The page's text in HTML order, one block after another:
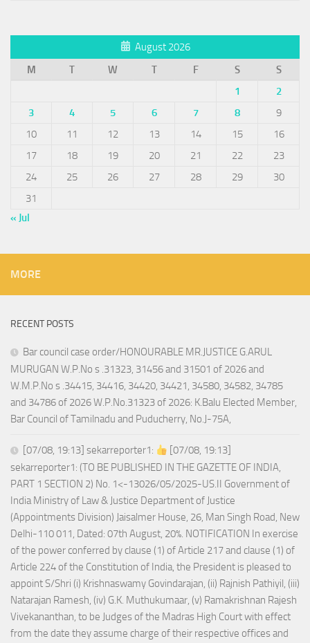
August 2026
M
T W T F S
S
1
2
3
4 5 6 7 8
9
10
11 12 13 14 15
16
17
18 19 20 21 22
23
24
25 26 27 28 29
30
31
« Jul
MORE
RECENT POSTS
Bar council case order/HONOURABLE MR.JUSTICE G.ARUL
MURUGAN W.P.No s .31323, 31456 and 31501 of 2026 and
W.M.P.No s .34415, 34416, 34420, 34421, 34580, 34582, 34785
and 34786 of 2026 W.P.No.31323 of 2026: K.Balu Elected Member,
Bar Council of Tamilnadu and Puducherry, No.J-75A,
[07/08, 19:13] sekarreporter1:
[07/08, 19:13]
sekarreporter1: (TO BE PUBLISHED IN THE GAZETTE OF INDIA,
PART 1 SECTION 2) No. 1<-13026/05/2025-US.II Government of
India Ministry of Law & Justice Department of Justice
(Appointments Division) Jaisalmer House, 26, Man Singh Road, New
Delhi-110 011, Dated: 07th August, 20%. NOTIFICATION In exercise
of the power conferred by clause (1) of Article 217 and clause (1) of
Article 224 of the Constitution of India, the President is pleased to
appoint S/Shri (i) Krishnaswamy Govindarajan, (ii) Rajnish Pathiyil, (iii)
Natarajan Ramesh, (iv) G.K. Muthukumaar, (v) Ramakrishnan Rajesh
Vivekananthan, to be Judges of the Madras High Court with effect
from the date they assume charge of their respective offices and